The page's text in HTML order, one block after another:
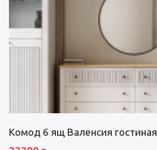
Комод 6 ящ Валенсия гостиная